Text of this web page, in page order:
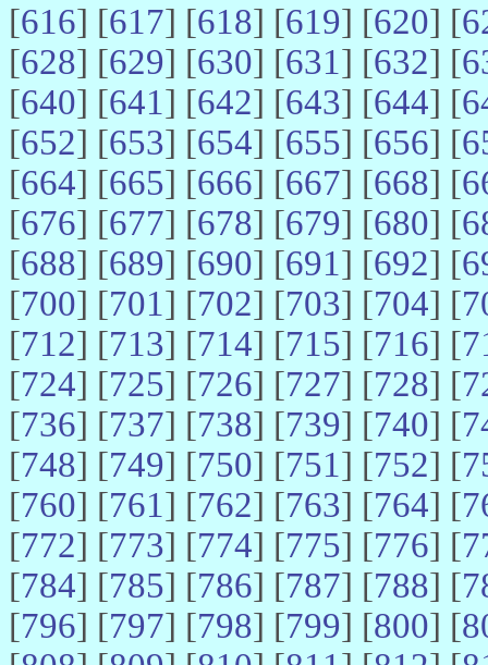
[616] [617] [618] [619] [620] [
[628] [629] [630] [631] [632] [
[640] [641] [642] [643] [644] [
[652] [653] [654] [655] [656] [
[664] [665] [666] [667] [668] [
[676] [677] [678] [679] [680] [
[688] [689] [690] [691] [692] [
[700] [701] [702] [703] [704] [
[712] [713] [714] [715] [716] [
[724] [725] [726] [727] [728] [
[736] [737] [738] [739] [740] [
[748] [749] [750] [751] [752] [
[760] [761] [762] [763] [764] [
[772] [773] [774] [775] [776] [
[784] [785] [786] [787] [788] [
[796] [797] [798] [799] [800] [